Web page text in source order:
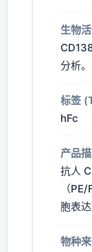
生物
分析。
标签
hFc
产品
抗人
（
胞表达
物种